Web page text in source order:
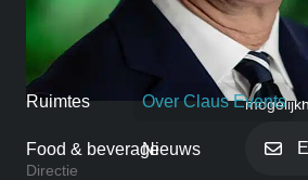
Rick Claus
Directie
Jouw
event
Ruimtes
Food & beverage
Claus
Events
Over Claus Events
Nieuws
Blijf
De